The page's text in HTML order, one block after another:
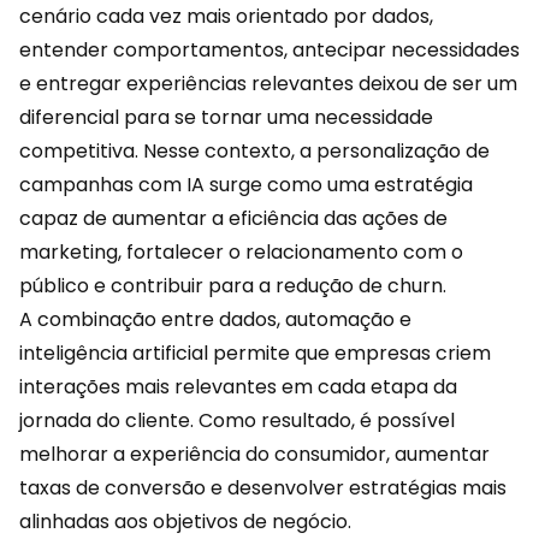
cenário cada vez mais orientado por dados,
entender comportamentos, antecipar necessidades
e entregar experiências relevantes deixou de ser um
diferencial para se tornar uma necessidade
competitiva. Nesse contexto, a personalização de
campanhas com IA surge como uma estratégia
capaz de aumentar a eficiência das ações de
marketing, fortalecer o relacionamento com o
público e contribuir para a redução de churn.
A combinação entre dados, automação e
inteligência artificial permite que empresas criem
interações mais relevantes em cada etapa da
jornada do cliente. Como resultado, é possível
melhorar a experiência do consumidor, aumentar
taxas de conversão e desenvolver estratégias mais
alinhadas aos objetivos de negócio.